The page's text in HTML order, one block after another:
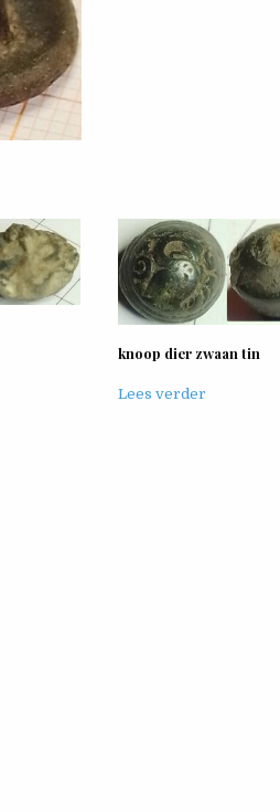
knoop dier zwaan tin
Lees verder